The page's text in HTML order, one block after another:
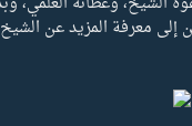
إلى معرفة المزيد عن